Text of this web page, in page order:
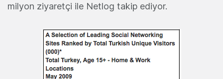
milyon ziyaretçi ile Netlog takip ediyor.